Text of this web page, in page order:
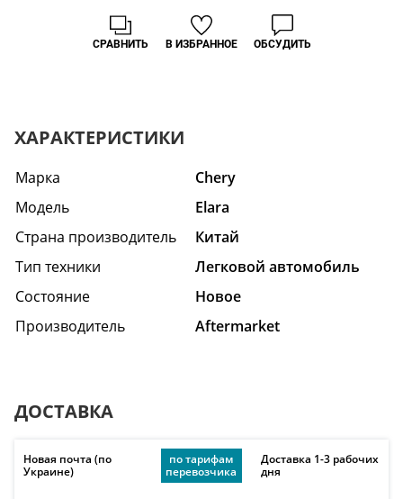
В ИЗБРАННОЕ
СРАВНИТЬ ОБСУДИТЬ
ХАРАКТЕРИСТИКИ
Марка
Chery
Модель
Elara
Страна производитель
Китай
Тип техники
Легковой автомобиль
Состояние
Hовое
Производитель
Aftermarket
ДОСТАВКА
Новая почта (по
Украине)
по тарифам
перевозчика
Доставка 1-3 рабочих
дня